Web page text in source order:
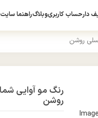
دارحساب کاربریوبلاگراهنما سایت
روشن